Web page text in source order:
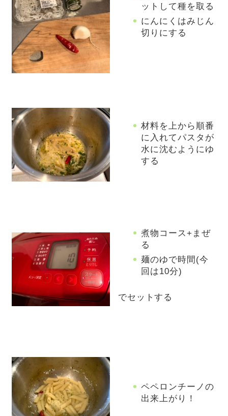
ットして種を取る
にんにくはみじん
切りにする
材料を上から順番
に入れてパスタが
水に沈むようにゆ
する
煮物コース+まぜ
る
麺のゆで時間(今
回は10分)
でセットする
ペペロンチーノの
出来上がり！